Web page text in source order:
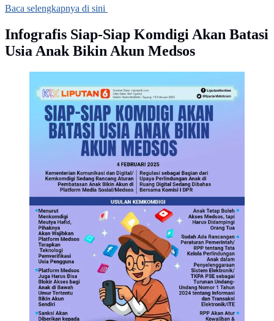
Baca selengkapnya di sini
Infografis Siap-Siap Komdigi Akan Batasi
Usia Anak Bikin Akun Medsos